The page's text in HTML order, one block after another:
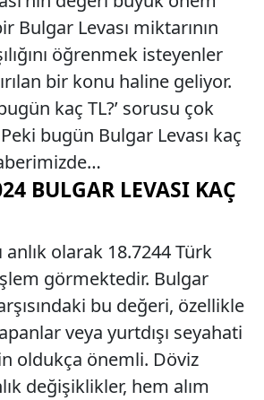
Bulgar Levası miktarının
öğrenmek isteyenler
bir konu haline geliyor.
kaç TL?’ sorusu çok
bugün Bulgar Levası kaç
BULGAR LEVASI KAÇ
anlık olarak 18.7244 Türk
görmektedir. Bulgar
bu değeri, özellikle
veya yurtdışı seyahati
oldukça önemli. Döviz
değişiklikler, hem alım